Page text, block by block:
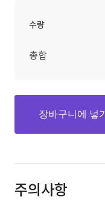
수량
총합
장바구니에 넣기
주의사항